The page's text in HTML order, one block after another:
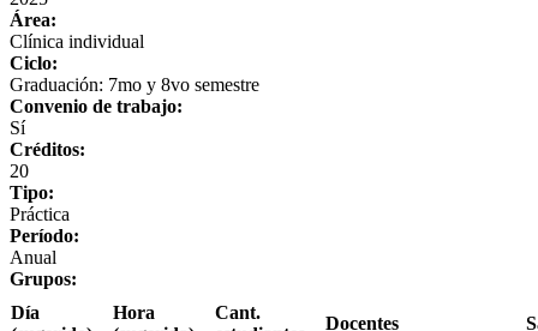
Área:
Clínica individual
Ciclo:
Graduación: 7mo y 8vo semestre
Convenio de trabajo:
Sí
Créditos:
20
Tipo:
Práctica
Período:
Anual
Grupos:
Día
Hora
Cant.
Docentes